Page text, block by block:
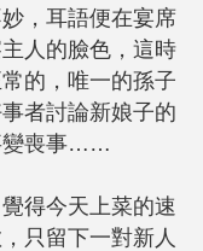
，耳語便在宴席
人的臉色，這時
的，唯一的孫子
者討論新娘子的
變喪事……
得今天上菜的速
只留下一對新人